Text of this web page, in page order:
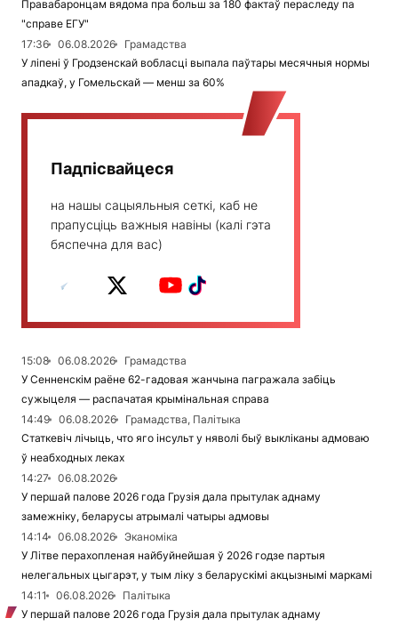
Правабаронцам вядома пра больш за 180 фактаў пераследу па
"справе ЕГУ"
17:36
06.08.2026
Грамадства
У ліпені ў Гродзенскай вобласці выпала паўтары месячныя нормы
ападкаў, у Гомельскай — менш за 60%
Падпісвайцеся
на нашы сацыяльныя сеткі, каб не
прапусціць важныя навіны (калі гэта
бяспечна для вас)
15:08 06.08.2026
Грамадства
У Сенненскім раёне 62-гадовая жанчына пагражала забіць
сужыцеля — распачатая крымінальная справа
14:49
06.08.2026
Грамадства, Палітыка
Статкевіч лічыць, что яго інсульт у няволі быў выкліканы адмоваю
ў неабходных леках
14:27
06.08.2026
У першай палове 2026 года Грузія дала прытулак аднаму
замежніку, беларусы атрымалі чатыры адмовы
14:14
06.08.2026
Эканоміка
У Літве перахопленая найбуйнейшая ў 2026 годзе партыя
нелегальных цыгарэт, у тым ліку з беларускімі акцызнымі маркамі
14:11
06.08.2026
Палітыка
У першай палове 2026 года Грузія дала прытулак аднаму